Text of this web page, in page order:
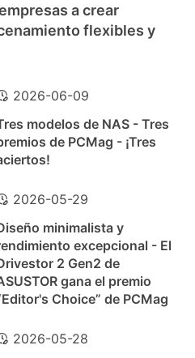
a crear
flexibles y
2026-06-09
modelos de NAS - Tres
de PCMag - ¡Tres
2026-05-29
minimalista y
excepcional - El
2 Gen2 de
gana el premio
Choice” de PCMag
2026-05-28